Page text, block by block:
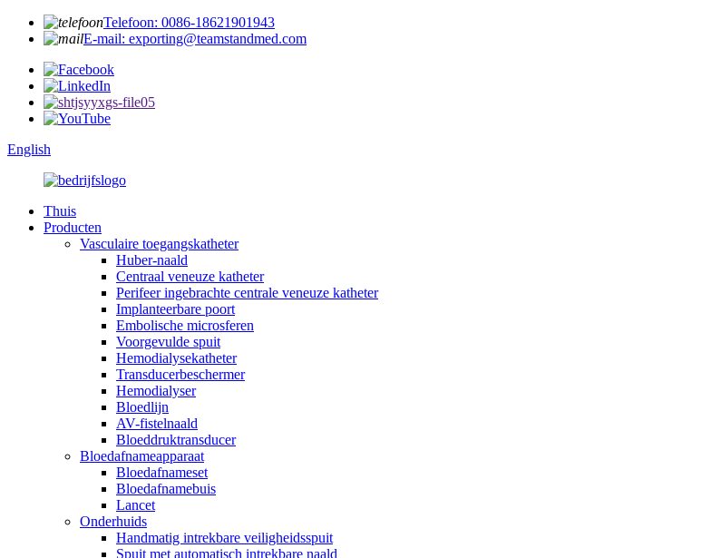
Telefoon: 0086-18621901943
E-mail: exporting@teamstandmed.com
English
Thuis
Producten
Vasculaire toegangskatheter
Huber-naald
Centraal veneuze katheter
Perifeer ingebrachte centrale veneuze katheter
Implanteerbare poort
Embolische microsferen
Voorgevulde spuit
Hemodialysekatheter
Transducerbeschermer
Hemodialyser
Bloedlijn
AV-fistelnaald
Bloeddruktransducer
Bloedafnameapparaat
Bloedafnameset
Bloedafnamebuis
Lancet
Onderhuids
Handmatig intrekbare veiligheidsspuit
Spuit met automatisch intrekbare naald